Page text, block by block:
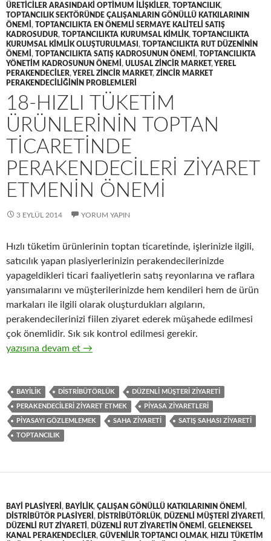
ÜRETICILER ARASINDAKI OPTIMUM ILIŞKILER, TOPTANCILIK,
TOPTANCILIK SEKTÖRÜNDE ÇALIŞANLARIN GÖNÜLLÜ KATKILARININ
ÖNEMI , TOPTANCILIKTA EN ÖNEMLI SERMAYE KALITELI SATIŞ
KADROSUDUR, TOPTANCILIKTA KURUMSAL KIMLIK, TOPTANCILIKTA
KURUMSAL KIMLIK OLUŞTURULMASI , TOPTANCILIKTA RUT DÜZENININ
ÖNEMI , TOPTANCILIKTA SATIŞ KADROSUNUN ÖNEMI , TOPTANCILIKTA
YÖNETIM KADROSUNUN ÖNEMI , ULUSAL ZINCIR MARKET,YEREL
PERAKENDECILER,YEREL ZINCIR MARKET, ZINCIR MARKET
PERAKENDECILIĞININ PROBLEMLERI
18-HIZLI TÜKETIM
ÜRÜNLERININ TOPTAN
TICARETINDE
PERAKENDECILERI ZIYARET
ETMENIN ÖNEMI
3 EYLÜL 2014 YORUM YAPIN
Hızlı tüketim ürünlerinin toptan ticaretinde, işlerinizle ilgili,
satıcılık yapan plasiyerlerinizin perakendecilerinizde
yapageldikleri ticari faaliyetlerin satış reyonlarına ve raflara
yansımalarını ve müşterilerinizde hem kendileri hem de ürün
markaları ile ilgili olarak oluşturdukları algıların,
perakendecilerinizi fiilen ziyaret ederek müşahede edilmesi
çok önemlidir. Sık sık kontrol edilmesi gerekir.
18-Hızlı tüketim ürünlerinin toptan ticaretinde
yazısına devam et →
BAYILIK DISTRIBÜTÖRLÜK DÜZENLI MÜŞTERI ZIYARETI
PERAKENDECILERI ZIYARET ETMEK PIYASA ZIYARETLERI
PIYASAYI GÖZLEMLEMEK SAHA ZIYARETI SATIŞ SAHASI ZIYARETI
TOPTANCILIK
BAYI PLASIYERI , BAYILIK, ÇALIŞAN GÖNÜLLÜ KATKILARININ ÖNEMI ,
DISTRIBÜTÖR PLASIYERI , DISTRIBÜTÖRLÜK, DÜZENLI MÜŞTERI ZIYARETI ,
DÜZENLI RUT ZIYARETI , DÜZENLI RUT ZIYARETIN ÖNEMI , GELENEKSEL
KANAL PERAKENDECILER, GÜVENILIR TOPTANCI OLMAK, HIZLI TÜKETIM